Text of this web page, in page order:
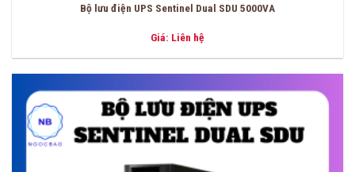
Bộ lưu điện UPS Sentinel Dual SDU 5000VA
Giá: Liên hệ